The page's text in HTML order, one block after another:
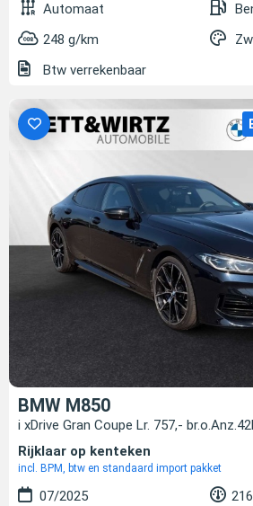
Automaat
248 g/km
Btw verrekenbaar
BMW M850
i xDrive Gran Coupe Lr. 757,-
Rijklaar op kenteken
incl. BPM, btw en standaard import pakket
07/2025